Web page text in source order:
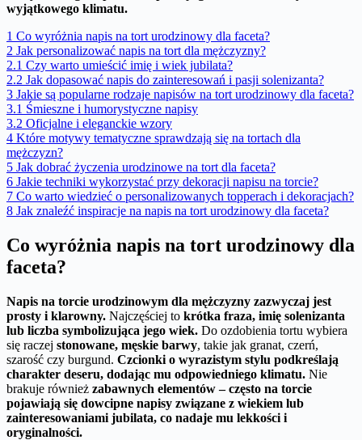
wyjątkowego klimatu.
1 Co wyróżnia napis na tort urodzinowy dla faceta?
2 Jak personalizować napis na tort dla mężczyzny?
2.1 Czy warto umieścić imię i wiek jubilata?
2.2 Jak dopasować napis do zainteresowań i pasji solenizanta?
3 Jakie są popularne rodzaje napisów na tort urodzinowy dla faceta?
3.1 Śmieszne i humorystyczne napisy
3.2 Oficjalne i eleganckie wzory
4 Które motywy tematyczne sprawdzają się na tortach dla
mężczyzn?
5 Jak dobrać życzenia urodzinowe na tort dla faceta?
6 Jakie techniki wykorzystać przy dekoracji napisu na torcie?
7 Co warto wiedzieć o personalizowanych topperach i dekoracjach?
8 Jak znaleźć inspiracje na napis na tort urodzinowy dla faceta?
Co wyróżnia napis na tort urodzinowy dla
faceta?
Napis na torcie urodzinowym dla mężczyzny zazwyczaj jest
prosty i klarowny. Najczęściej to krótka fraza, imię solenizanta
lub liczba symbolizująca jego wiek. Do ozdobienia tortu wybiera
się raczej stonowane, męskie barwy, takie jak granat, czerń,
szarość czy burgund. Czcionki o wyrazistym stylu podkreślają
charakter deseru, dodając mu odpowiedniego klimatu. Nie
brakuje również zabawnych elementów – często na torcie
pojawiają się dowcipne napisy związane z wiekiem lub
zainteresowaniami jubilata, co nadaje mu lekkości i
oryginalności.